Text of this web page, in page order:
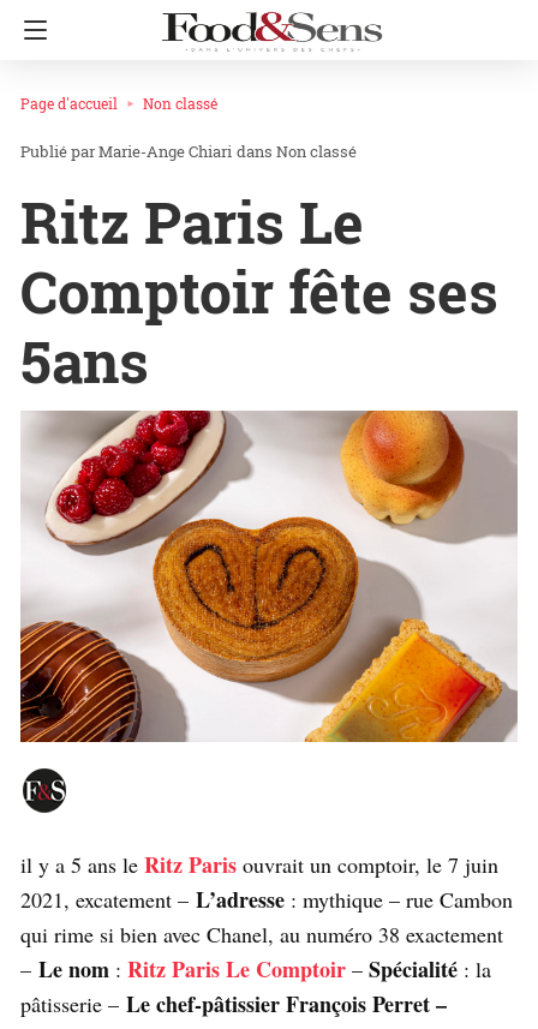
Page d'accueil Non classé
Marie-Ange Chiari dans Non classé
Ritz Paris Le
Comptoir fête ses
5ans
il y a 5 ans le Ritz Paris ouvrait un comptoir, le 7 juin
2021, excatement – L’adresse : mythique – rue Cambon
qui rime si bien avec Chanel, au numéro 38 exactement
– Le nom : Ritz Paris Le Comptoir – Spécialité : la
pâtisserie – Le chef-pâtissierFrançois Perret –